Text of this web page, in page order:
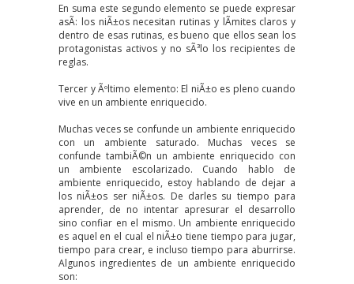
En suma este segundo elemento se puede expresar
asÃ­: los niÃ±os necesitan rutinas y lÃ­mites claros y
dentro de esas rutinas, es bueno que ellos sean los
protagonistas activos y no sÃ³lo los recipientes de
reglas.
Tercer y Ãºltimo elemento: El niÃ±o es pleno cuando
vive en un ambiente enriquecido.
Muchas veces se confunde un ambiente enriquecido
con un ambiente saturado. Muchas veces se
confunde tambiÃ©n un ambiente enriquecido con
un ambiente escolarizado. Cuando hablo de
ambiente enriquecido, estoy hablando de dejar a
los niÃ±os ser niÃ±os. De darles su tiempo para
aprender, de no intentar apresurar el desarrollo
sino confiar en el mismo. Un ambiente enriquecido
es aquel en el cual el niÃ±o tiene tiempo para jugar,
tiempo para crear, e incluso tiempo para aburrirse.
Algunos ingredientes de un ambiente enriquecido
son: